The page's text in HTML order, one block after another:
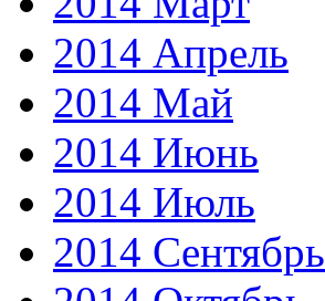
2014 Апрель
2014 Май
2014 Июнь
2014 Июль
2014 Сентябрь